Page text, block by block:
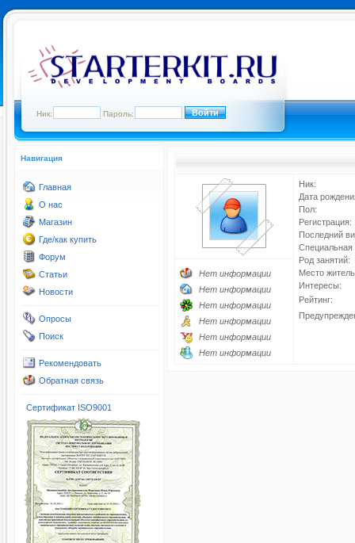
Ник: Пароль:
Навигация
Главная
О нас
Магазин
Где/как купить
Форум
Статьи
Новости
Опросы
Поиск
Рекомендовать
Обратная связь
Сертификат ISO9001
Ник:
Дата
Пол:
Регистрация:
Последний
Специальная
Род занятий:
Место
Интересы:
Рейтинг:
Нет информации
Нет информации
Нет информации
Нет информации
Нет информации
Нет информации